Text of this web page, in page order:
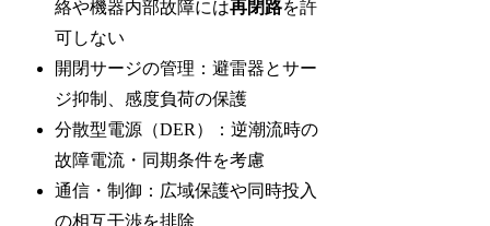
絡や機器内部故障には再閉路を許
可しない
開閉サージの管理：避雷器とサー
ジ抑制、感度負荷の保護
分散型電源（DER）：逆潮流時の
故障電流・同期条件を考慮
通信・制御：広域保護や同時投入
の相互干渉を排除